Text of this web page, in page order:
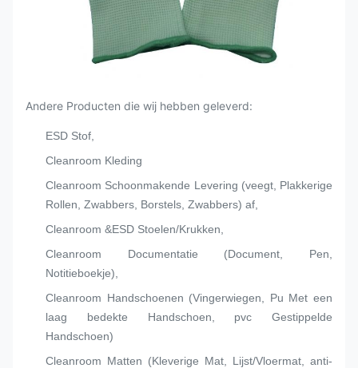
Andere Producten die wij hebben geleverd:
ESD Stof,
Cleanroom Kleding
Cleanroom Schoonmakende Levering (veegt, Plakkerige
Rollen, Zwabbers, Borstels, Zwabbers) af,
Cleanroom &ESD Stoelen/Krukken,
Cleanroom Documentatie (Document, Pen,
Notitieboekje),
Cleanroom Handschoenen (Vingerwiegen, Pu Met een
laag bedekte Handschoen, pvc Gestippelde
Handschoen)
Cleanroom Matten (Kleverige Mat, Lijst/Vloermat, anti-